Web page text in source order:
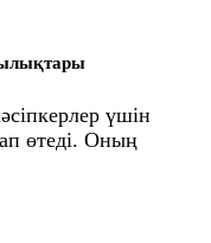
үшін
өтеді. Оның